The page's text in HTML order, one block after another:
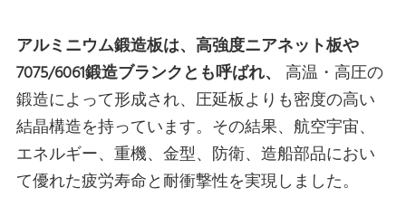
アルミニウム鍛造板は、高強度ニアネット板や
7075/6061鍛造ブランクとも呼ばれ、
高温・高圧の
鍛造によって形成され、圧延板よりも密度の高い
結晶構造を持っています。その結果、航空宇宙、
エネルギー、重機、金型、防衛、造船部品におい
て優れた疲労寿命と耐衝撃性を実現しました。